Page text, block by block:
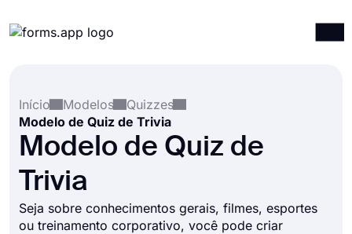
Integrações
Modelos
Recursos
Início
Modelos
Quizzes
Modelo de Quiz de Trivia
Modelo de Quiz de
Trivia
Seja sobre conhecimentos gerais, filmes, esportes
ou treinamento corporativo, você pode criar